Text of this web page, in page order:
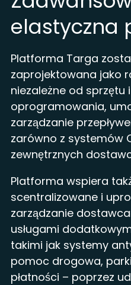
elastyczna
Platforma Targa
zaprojektowana jako
niezależne od sprzętu i
oprogramowania,
zarządzanie
zarówno z systemów
zewnętrznych
Platforma wspiera
scentralizowane i
zarządzanie
usługami
takimi jak systemy
pomoc drogowa,
płatności – poprzez